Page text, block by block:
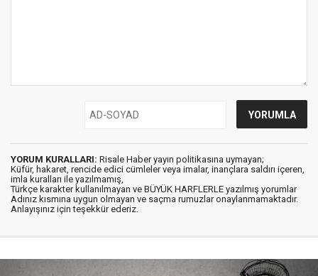
YORUM KURALLARI: Risale Haber yayın politikasına uymayan;
Küfür, hakaret, rencide edici cümleler veya imalar, inançlara saldırı içeren,
imla kuralları ile yazılmamış,
Türkçe karakter kullanılmayan ve BÜYÜK HARFLERLE yazılmış yorumlar
Adınız kısmına uygun olmayan ve saçma rumuzlar onaylanmamaktadır.
Anlayışınız için teşekkür ederiz.